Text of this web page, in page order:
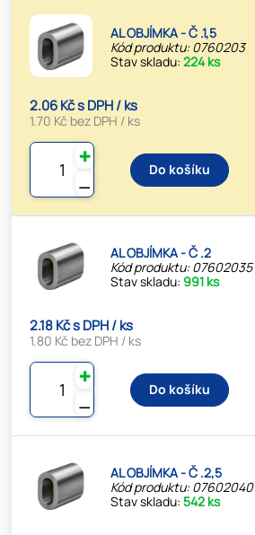
AL OBJÍMKA - Č .1,5
Kód produktu: 0760203
Stav skladu:224 ks
2.06 Kč s DPH / ks
1.70 Kč bez DPH / ks
⚊
✚
Do košíku
AL OBJÍMKA - Č .2
Kód produktu: 07602035
Stav skladu: 991 ks
2.18 Kč s DPH / ks
1.80 Kč bez DPH / ks
⚊
✚
Do košíku
AL OBJÍMKA - Č .2,5
Kód produktu: 07602040
Stav skladu:542 ks